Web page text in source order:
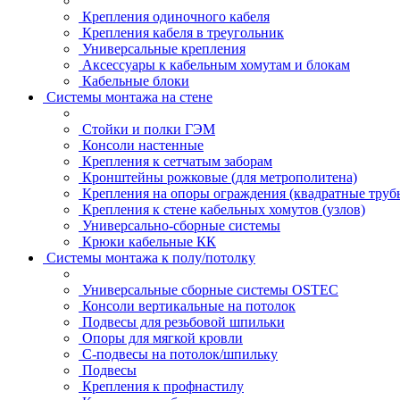
Крепления одиночного кабеля
Крепления кабеля в треугольник
Универсальные крепления
Аксессуары к кабельным хомутам и блокам
Кабельные блоки
Системы монтажа на стене
Стойки и полки ГЭМ
Консоли настенные
Крепления к сетчатым заборам
Кронштейны рожковые (для метрополитена)
Крепления на опоры ограждения (квадратные
Крепления к стене кабельных хомутов (узлов)
Универсально-сборные системы
Крюки кабельные КК
Системы монтажа к полу/потолку
Универсальные сборные системы OSTEC
Консоли вертикальные на потолок
Подвесы для резьбовой шпильки
Опоры для мягкой кровли
С-подвесы на потолок/шпильку
Подвесы
Крепления к профнастилу